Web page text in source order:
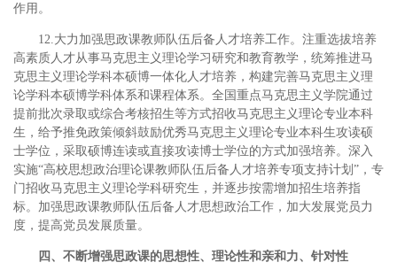
作用。
12.大力加强思政课教师队伍后备人才培养工作。注重选拔培养
高素质人才从事马克思主义理论学习研究和教育教学，统筹推进马
克思主义理论学科本硕博一体化人才培养，构建完善马克思主义理
论学科本硕博学科体系和课程体系。全国重点马克思主义学院通过
提前批次录取或综合考核招生等方式招收马克思主义理论专业本科
生，给予推免政策倾斜鼓励优秀马克思主义理论专业本科生攻读硕
士学位，采取硕博连读或直接攻读博士学位的方式加强培养。深入
实施“高校思想政治理论课教师队伍后备人才培养专项支持计划”，专
门招收马克思主义理论学科研究生，并逐步按需增加招生培养指
标。加强思政课教师队伍后备人才思想政治工作，加大发展党员力
度，提高党员发展质量。
四、不断增强思政课的思想性、理论性和亲和力、针对性